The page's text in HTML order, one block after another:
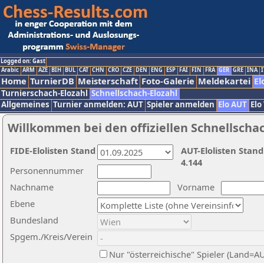
Logged on: Gast
Arabic ARM AZE BIH BUL CAT CHN CRO CZE DEN ENG ESP FAI FIN FRA GER GRE INA
Home TurnierDB Meisterschaft Foto-Galerie Meldekartei
Turnierschach-Elozahl Schnellschach-Elozahl
Allgemeines Turnier anmelden: AUT Spieler anmelden Elo AUT
Willkommen bei den offiziellen
Nachname
Vorname
Ebene
Personennummer
Bundesland
Spgem./Kreis/Verein
Nur "österreichische" Spieler
AUT-Elolisten
4.144
FIDE-Elolisten Stand